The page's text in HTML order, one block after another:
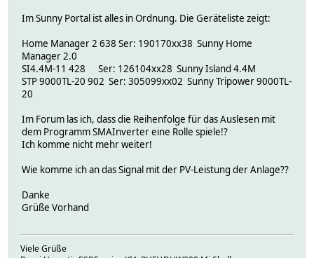
phase_1_iac
0.83
phase_1_uac
232.28
power_in
power_out
0
serial_number
3xxxxxxxxx
state
total_pac
-0.537
Im Sunny Portal ist alles in Ordnung. Die Geräteliste zeigt:
Home Manager 2 638 Ser: 190170xx38 Sunny Home
Manager 2.0
SI4.4M-11 428 Ser: 126104xx28 Sunny Island 4.4M
STP 9000TL-20 902 Ser: 305099xx02 Sunny Tripower 9000TL-
20
Im Forum las ich, dass die Reihenfolge für das Auslesen mit
dem Programm SMAInverter eine Rolle spiele!?
Ich komme nicht mehr weiter!
Wie komme ich an das Signal mit der PV-Leistung der Anlage??
Danke
Grüße Vorhand
Viele Grüße